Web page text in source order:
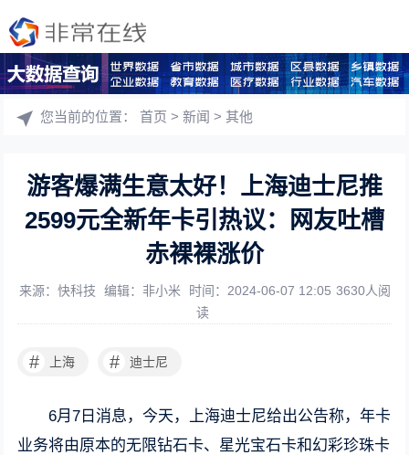
您当前的位置：首页 >新闻 >其他
游客爆满生意太好！上海迪士尼推
2599元全新年卡引热议：网友吐槽
赤裸裸涨价
来源：快科技 编辑：非小米 时间：2024-06-07 12:05 3630人阅
读
# 上海 # 迪士尼
6月7日消息，今天，上海迪士尼给出公告称，年卡
业务将由原本的无限钻石卡、星光宝石卡和幻彩珍珠卡